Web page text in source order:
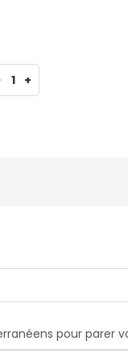
1 +
pour parer